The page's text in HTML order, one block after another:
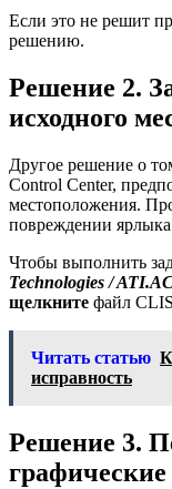
Если это не решит
решению.
Решение 2.
исходного
Другое решение о
Control Center,
местоположения.
повреждении
Чтобы выполнить
Technologies /
щелкните файл
Читать статью
исправность
Решение 3.